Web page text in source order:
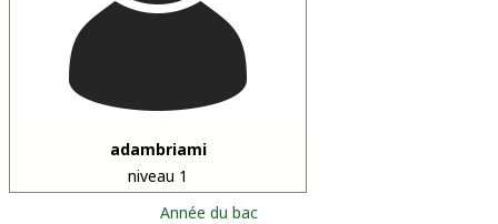
adambriami
niveau 1
Année du bac